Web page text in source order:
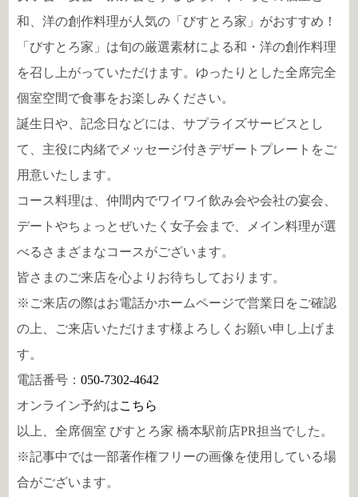
和、洋の創作料理が人気の「びすとろ家」がおすすめ！
「びすとろ家」は旬の厳選素材による和・洋の創作料理
を召し上がっていただけます。ゆったりとした全席完全
個室空間で食事をお楽しみください。
誕生日や、記念日などには、サプライズサービスとし
て、主役に内緒でメッセージ付きデザートプレートをご
用意いたします。
コース料理は、仲間内でワイワイ飲み会や会社の宴会、
デートやちょっとぜいたく女子会まで、メイン料理が選
べるさまざまなコースがございます。
皆さまのご来店を心よりお待ちしております。
※ご来店の際はお電話かホームページで営業日をご確認
の上、ご来店いただけます様よろしくお願い申し上げま
す。
電話番号：050-7302-4642
オンライン予約はこちら
以上、全席個室 びすとろ家 橋本駅前店PR担当でした。
※記事中では一部著作権フリーの画像を使用している場
合がございます。